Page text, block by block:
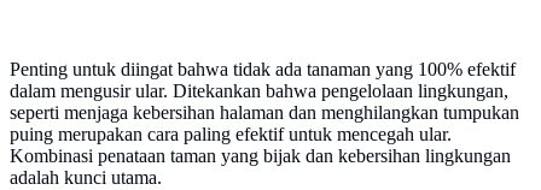
Penting untuk diingat bahwa tidak ada tanaman yang 100% efektif
dalam mengusir ular. Ditekankan bahwa pengelolaan lingkungan,
seperti menjaga kebersihan halaman dan menghilangkan tumpukan
puing merupakan cara paling efektif untuk mencegah ular.
Kombinasi penataan taman yang bijak dan kebersihan lingkungan
adalah kunci utama.